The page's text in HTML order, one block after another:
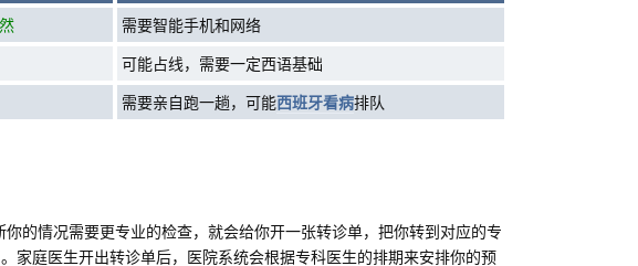
需要智能手机和网络
可能占线，需要一定西语基础
需要亲自跑一趟，可能西班牙看病排队
的情况需要更专业的检查，就会给你开一张转诊单，把你转到对应的专
。家庭医生开出转诊单后，医院系统会根据专科医生的排期来安排你的预